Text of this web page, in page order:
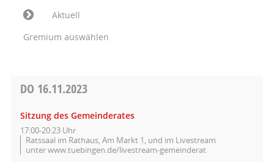
Aktuell
Gremium auswählen
DO 16.11.2023
Sitzung des Gemeinderates
17:00-20:23 Uhr
Ratssaal im Rathaus, Am Markt 1, und im Livestream
unter www.tuebingen.de/livestream-gemeinderat